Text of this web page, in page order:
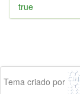
true
Tema criado por